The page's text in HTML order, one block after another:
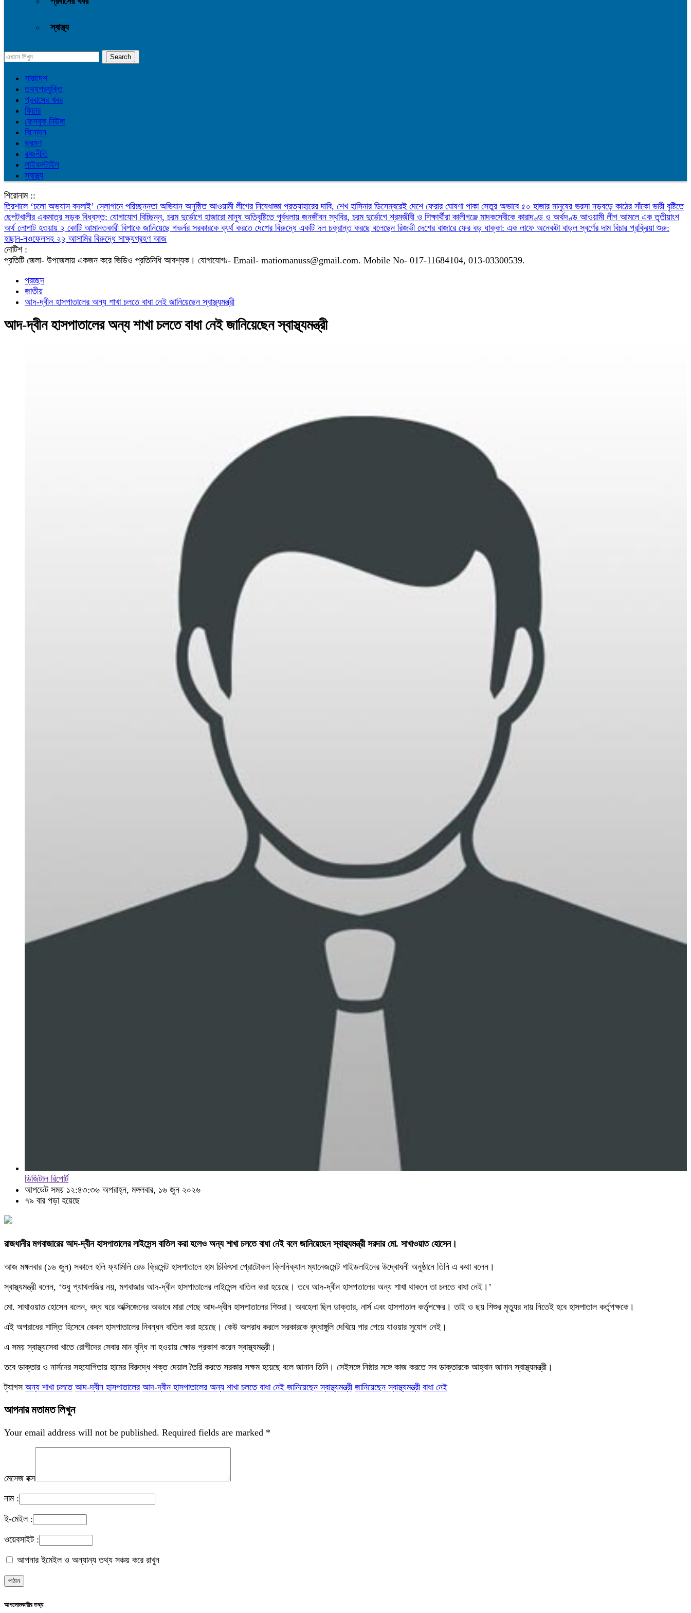
স্বাস্থ্য
সারাদেশ
তথ্যপ্রযুক্তি
প্রবাসের খবর
ফিচার
ফেসবুক নিউজ
বিনোদন
ভ্রমণ
রাজনীতি
লাইফস্টাইল
স্বাস্থ্য
শিরোনাম ::
‎ত্রিশালে ‘চলো অভ্যাস বদলাই’ স্লোগানে পরিচ্ছন্নতা অভিযান অনুষ্ঠিত আওয়ামী লীগের নিষেধাজ্ঞা প্রত্যাহারের দাবি, শেখ হাসিনার ডিসেম্বরেই দেশে ফেরার ঘোষণা পাকা সেতুর অভাবে ৫০ হাজার মানুষের ভরসা নড়বড়ে কাঠের সাঁকো ভারী বৃষ্টিতে
ছেপটখালীর একমাত্র সড়ক বিধ্বস্ত: যোগাযোগ বিচ্ছিন্ন, চরম দুর্ভোগে হাজারো মানুষ অতিবৃষ্টিতে পূর্বধলায় জনজীবন স্থবির, চরম দুর্ভোগে শ্রমজীবী ও শিক্ষার্থীরা কালীগঞ্জে মাদকসেবীকে কারাদণ্ড ও অর্থদণ্ড আওয়ামী লীগ আমলে এক তৃতীয়াংশ
অর্থ লোপাট হওয়ায় ২ কোটি আমানতকারী বিপাকে জানিয়েছে গভর্নর সরকারকে ব্যর্থ করতে দেশের বিরুদ্ধে একটি দল চক্রান্ত করছে বলেছেন রিজভী দেশের বাজারে ফের বড় ধাক্কা: এক লাফে অনেকটা বাড়ল স্বর্ণের দাম বিচার প্রক্রিয়া শুরু:
হাছান-নওফেলসহ ২২ আসামির বিরুদ্ধে সাক্ষ্যগ্রহণ আজ
নোটিশ :
প্রতিটি জেলা- উপজেলায় একজন করে ভিডিও প্রতিনিধি আবশ্যক। যোগাযোগঃ- Email- matiomanuss@gmail.com. Mobile No- 017-11684104, 013-03300539.
প্রচ্ছদ
জাতীয়
আদ-দ্বীন হাসপাতালের অন্য শাখা চলতে বাধা নেই জানিয়েছেন স্বাস্থ্যমন্ত্রী
আদ-দ্বীন হাসপাতালের অন্য শাখা চলতে বাধা নেই জানিয়েছেন স্বাস্থ্যমন্ত্রী
ডিজিটাল রিপোর্ট
আপডেট সময় ১২:৪৩:৩৬ অপরাহ্ন, মঙ্গলবার, ১৬ জুন ২০২৬
৭৯ বার পড়া হয়েছে
রাজধানীর মগবাজারের আদ-দ্বীন হাসপাতালের লাইসেন্স বাতিল করা হলেও অন্য শাখা চলতে বাধা নেই বলে জানিয়েছেন স্বাস্থ্যমন্ত্রী সরদার মো. সাখাওয়াত হোসেন।
আজ মঙ্গলবার (১৬ জুন) সকালে হলি ফ্যামিলি রেড ক্রিসেন্ট হাসপাতালে হাম চিকিৎসা প্রোটোকল ক্লিনিক্যাল ম্যানেজমেন্ট গাইডলাইনের উদ্বোধনী অনুষ্ঠানে তিনি এ কথা বলেন।
‎স্বাস্থ্যমন্ত্রী বলেন, ‘শুধু প্যাথলজির নয়, মগবাজার আদ-দ্বীন হাসপাতালের লাইসেন্স বাতিল করা হয়েছে। তবে আদ-দ্বীন হাসপতালের অন্য শাখা থাকলে তা চলতে বাধা নেই।’
মো. সাখাওয়াত হোসেন বলেন, বদ্ধ ঘরে অক্সিজেনের অভাবে মারা গেছে আদ-দ্বীন হাসপাতালের শিশুরা। অবহেলা ছিল ডাক্তার, নার্স এবং হাসপাতাল কর্তৃপক্ষের। তাই ও ছয় শিশুর মৃত্যুর দায় নিতেই হবে হাসপাতাল কর্তৃপক্ষকে।
এই অপরাধের শাস্তি হিসেবে কেবল হাসপাতালের নিবন্ধন বাতিল করা হয়েছে। কেউ অপরাধ করলে সরকারকে বৃদ্ধাঙ্গুলি দেখিয়ে পার পেয়ে যাওয়ার সুযোগ নেই।
এ সময় স্বাস্থ্যসেবা খাতে রোগীদের সেবার মান বৃদ্ধি না হওয়ায় ক্ষোভ প্রকাশ করেন স্বাস্থ্যমন্ত্রী।
তবে ডাক্তার ও নার্সদের সহযোগিতায় হামের বিরুদ্ধে শক্ত দেয়াল তৈরি করতে সরকার সক্ষম হয়েছে বলে জানান তিনি। সেইসঙ্গে নিষ্ঠার সঙ্গে কাজ করতে সব ডাক্তারকে আহ্বান জানান স্বাস্থ্যমন্ত্রী।
ট্যাগস অন্য শাখা চলতে আদ-দ্বীন হাসপাতালের আদ-দ্বীন হাসপাতালের অন্য শাখা চলতে বাধা নেই জানিয়েছেন স্বাস্থ্যমন্ত্রী জানিয়েছেন স্বাস্থ্যমন্ত্রী বাধা নেই
আপনার মতামত লিখুন
Your email address will not be published. Required fields are marked *
মেসেজ বক্স
নাম :
ই-মেইল :
ওয়েবসাইট :
আপনার ইমেইল ও অন্যান্য তথ্য সঞ্চয় করে রাখুন
আপলোডকারীর তথ্য